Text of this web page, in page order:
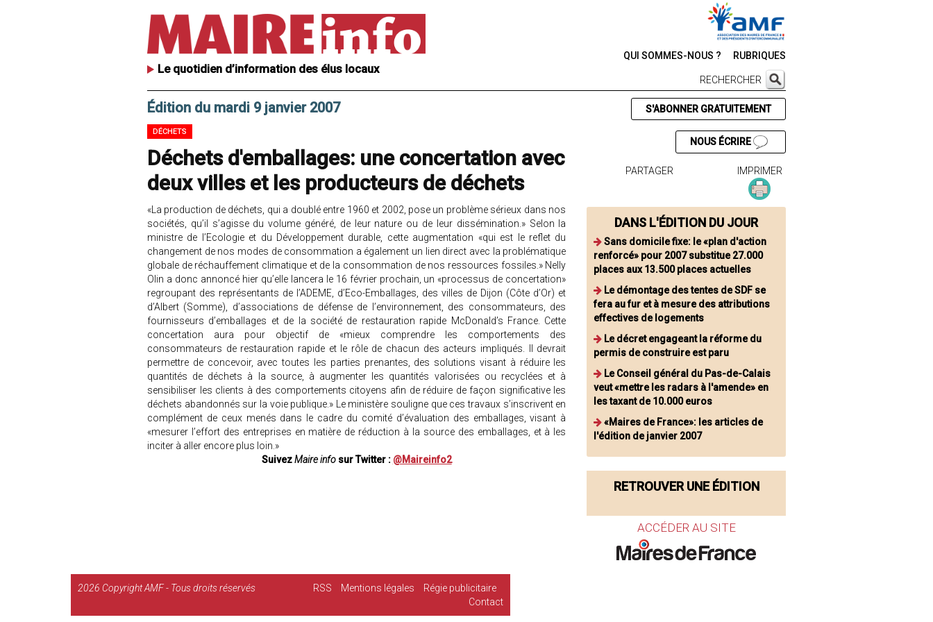
Le quotidien d’information des élus locaux
QUI SOMMES-NOUS ? RUBRIQUES
RECHERCHER
Édition du mardi 9 janvier 2007
DÉCHETS
Déchets d'emballages: une concertation avec
deux villes et les producteurs de déchets
«La production de déchets, qui a doublé entre 1960 et 2002, pose un problème sérieux dans nos
sociétés, qu’il s’agisse du volume généré, de leur nature ou de leur dissémination.» Selon la
ministre de l’Ecologie et du Développement durable, cette augmentation «qui est le reflet du
changement de nos modes de consommation a également un lien direct avec la problématique
globale de réchauffement climatique et de la consommation de nos ressources fossiles.» Nelly
Olin a donc annoncé hier qu’elle lancera le 16 février prochain, un «processus de concertation»
regroupant des représentants de l’ADEME, d’Eco-Emballages, des villes de Dijon (Côte d’Or) et
d’Albert (Somme), d’associations de défense de l’environnement, des consommateurs, des
fournisseurs d’emballages et de la société de restauration rapide McDonald’s France. Cette
concertation aura pour objectif de «mieux comprendre les comportements des
consommateurs de restauration rapide et le rôle de chacun des acteurs impliqués. Il devrait
permettre de concevoir, avec toutes les parties prenantes, des solutions visant à réduire les
quantités de déchets à la source, à augmenter les quantités valorisées ou recyclées et à
sensibiliser les clients à des comportements citoyens afin de réduire de façon significative les
déchets abandonnés sur la voie publique.» Le ministère souligne que ces travaux s’inscrivent en
complément de ceux menés dans le cadre du comité d’évaluation des emballages, visant à
«mesurer l’effort des entreprises en matière de réduction à la source des emballages, et à les
inciter à aller encore plus loin.»
SuivezMaire infosur Twitter : @Maireinfo2
S'ABONNER GRATUITEMENT
NOUS ÉCRIRE
PARTAGER IMPRIMER
DANS L'ÉDITION DU JOUR
Sans domicile fixe: le «plan d'action
renforcé» pour 2007 substitue 27.000
places aux 13.500 places actuelles
Le démontage des tentes de SDF se
fera au fur et à mesure des attributions
effectives de logements
Le décret engageant la réforme du
permis de construire est paru
Le Conseil général du Pas-de-Calais
veut «mettre les radars à l'amende» en
les taxant de 10.000 euros
«Maires de France»: les articles de
l'édition de janvier 2007
RETROUVER UNE ÉDITION
ACCÉDER AU SITE
2026 Copyright AMF - Tous droits réservés RSS Mentions légales
Régie publicitaire
Contact